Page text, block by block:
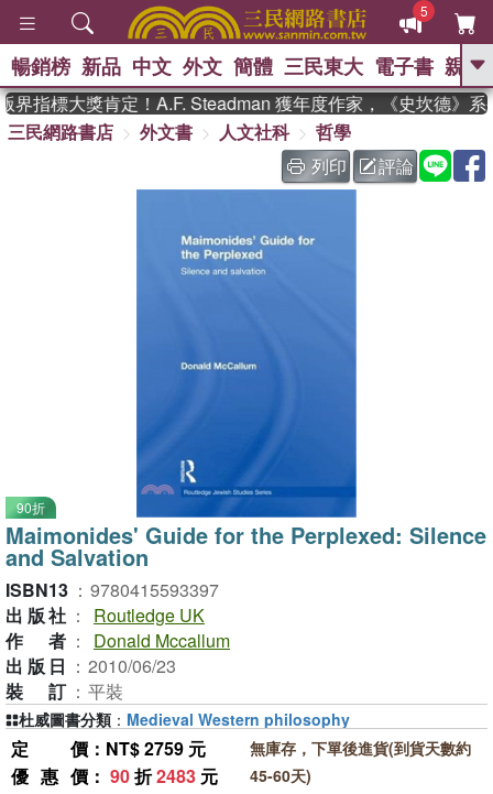
5
GO
熱搜： 東野圭吾 、
、 如果歷史是一群喵 、 暑期
國際布克獎 臺灣漫遊錄 、 方
暢銷榜 新品 中文 外文 簡體 三民東大 電子書 親子
指標大獎肯定！A.F. Steadman 獲年度作家，《史坎德》系
三民網路書店
外文書 人文社科
哲學
列印
評論
90折
Maimonides' Guide for the Perplexed: Silence
and Salvation
ISBN13 ： 9780415593397
出版社 ：
Routledge UK
作者 ：
Donald Mccallum
出版日 ： 2010/06/23
裝訂 ： 平裝
定價 ：NT$ 2759 元
優惠價 ： 90折2483 元
無庫存，下單後進貨(到貨天數約
45-60天)
杜威圖書分類 ： Medieval Western philosophy